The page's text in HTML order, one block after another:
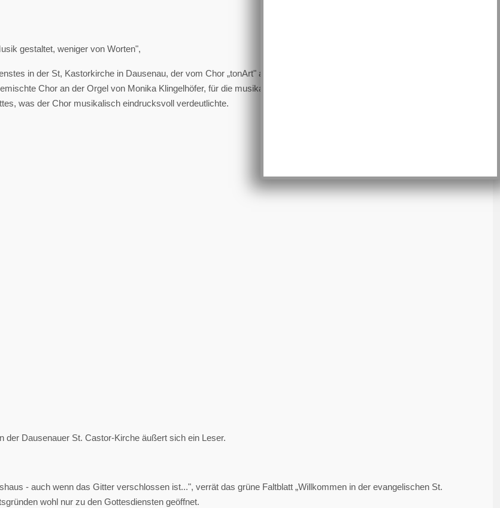
gestaltet, weniger von Worten",
in der St, Kastorkirche in Dausenau, der vom Chor „tonArt" aus Nassau gestaltet wurde. Die Sänger boten
Chor an der Orgel von Monika Klingelhöfer, für die musikalische Gesamtleitung war Achim Fischer
was der Chor musikalisch eindrucksvoll verdeutlichte.
der Dausenauer St. Castor-Kirche äußert sich ein Leser.
- auch wenn das Gitter verschlossen ist...", verrät das grüne Faltblatt „Willkommen in der evangelischen St.
wohl nur zu den Gottesdiensten geöffnet.